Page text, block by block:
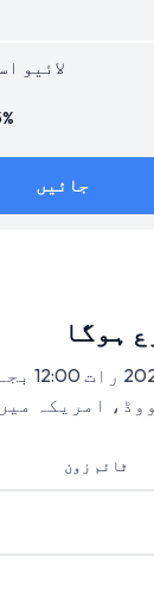
لائیو
جائیں
ہوگا
امریکہ
ٹائم زون